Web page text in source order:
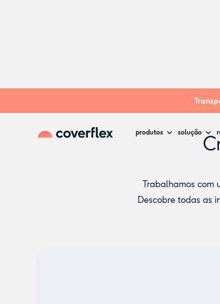
produtos solução
Trabalhamos com
Descobre todas as